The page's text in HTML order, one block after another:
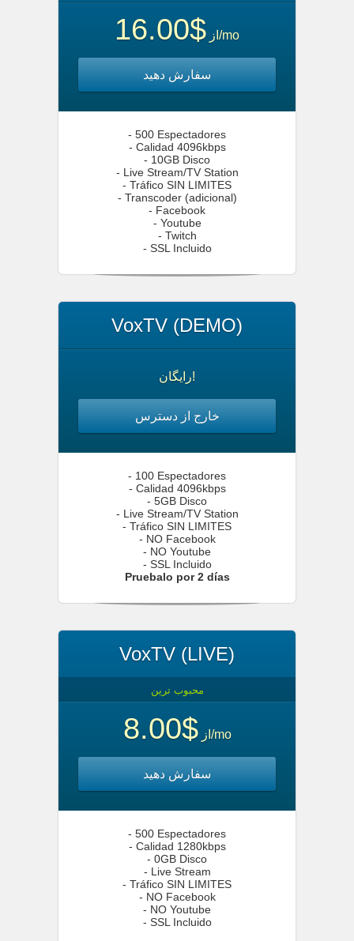
از $16.00 /mo
سفارش دهید
- 500 Espectadores
- Calidad 4096kbps
- 10GB Disco
- Live Stream/TV Station
- Tráfico SIN LIMITES
- Transcoder (adicional)
- Facebook
- Youtube
- Twitch
- SSL Incluido
VoxTV (DEMO)
رایگان!
خارج از دسترس
- 100 Espectadores
- Calidad 4096kbps
- 5GB Disco
- Live Stream/TV Station
- Tráfico SIN LIMITES
- NO Facebook
- NO Youtube
- SSL Incluido
Pruebalo por 2 días
VoxTV (LIVE)
محبوب ترین
از$8.00 /mo
سفارش دهید
- 500 Espectadores
- Calidad 1280kbps
- 0GB Disco
- Live Stream
- Tráfico SIN LIMITES
- NO Facebook
- NO Youtube
- SSL Incluido